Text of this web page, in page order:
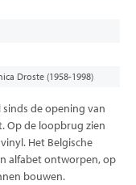
Droste (1958-1998)
de opening van
Op de loopbrug zien
Het Belgische
alfabet ontworpen, op
bouwen.